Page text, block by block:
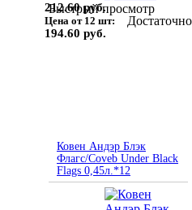
Быстрый просмотр
212.60 руб.
Цена от 12 шт:
194.60 руб.
Достаточно
Ковен Андэр Блэк
Флагс/Coveb Under Black
Flags 0,45л.*12